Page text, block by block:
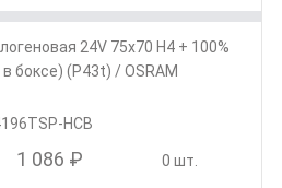
24V 75х70 Н4 + 100%
боксе) (Р43t) / OSRAM
HCB
1 086 ₽ 0 шт.